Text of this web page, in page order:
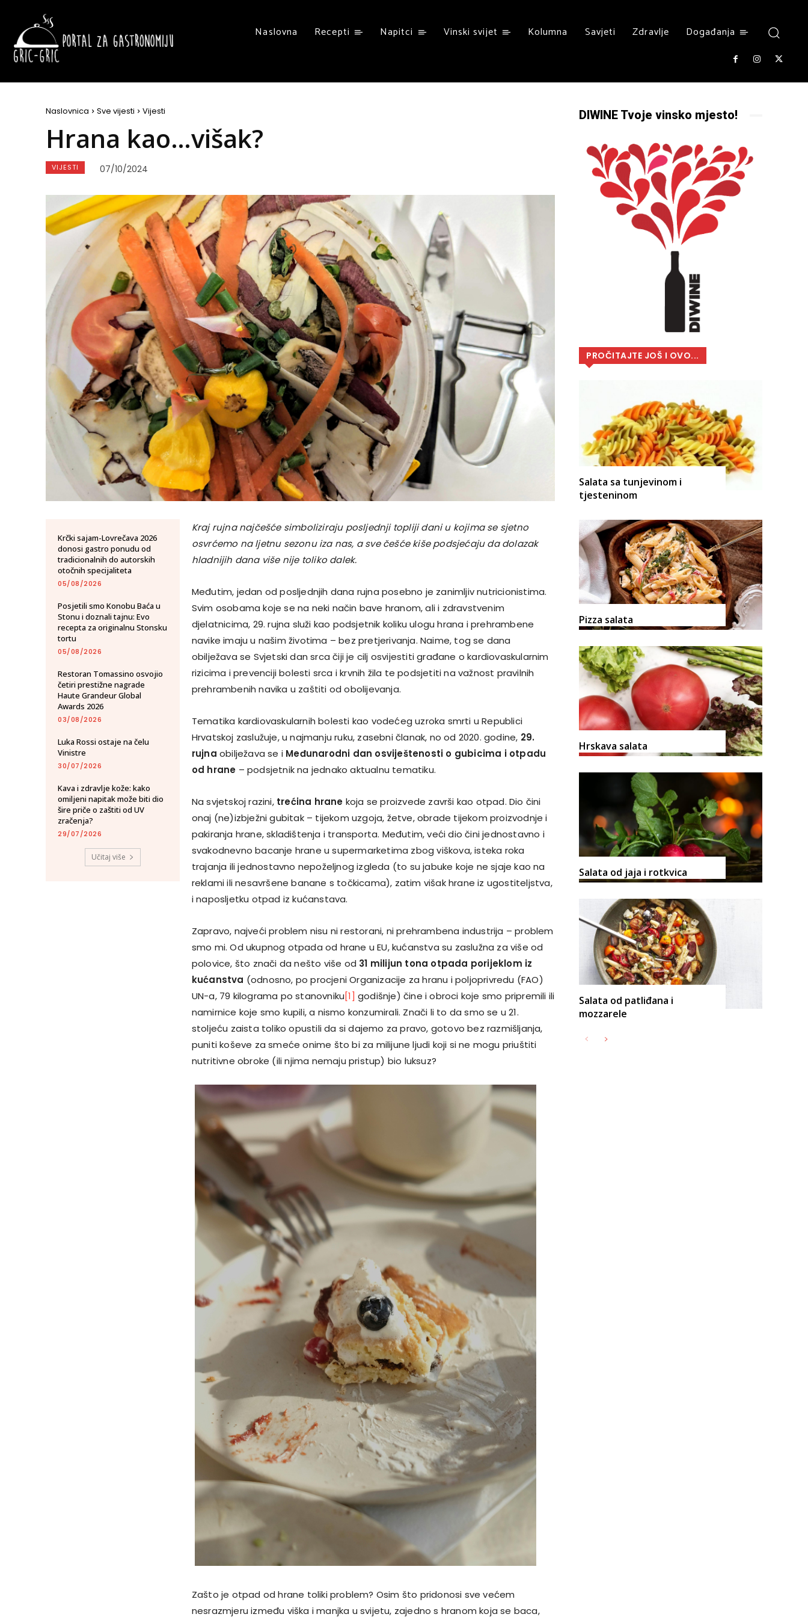
Naslovna Recepti Napitci Vinski svijet Kolumna Savjeti Zdravlje Događanja
Naslovnica Sve vijesti Vijesti
Hrana kao…višak?
VIJESTI 07/10/2024
Krčki sajam-Lovrečava 2026
donosi gastro ponudu od
tradicionalnih do autorskih
otočnih specijaliteta
05/08/2026
Posjetili smo Konobu Baća u
Stonu i doznali tajnu: Evo
recepta za originalnu Stonsku
tortu
05/08/2026
Restoran Tomassino osvojio
četiri prestižne nagrade
Haute Grandeur Global
Awards 2026
03/08/2026
Luka Rossi ostaje na čelu
Vinistre
30/07/2026
Kava i zdravlje kože: kako
omiljeni napitak može biti dio
šire priče o zaštiti od UV
zračenja?
29/07/2026
Učitaj više
Kraj rujna najčešće simboliziraju posljednji topliji dani u kojima se sjetno
osvrćemo na ljetnu sezonu iza nas, a sve češće kiše podsjećaju da dolazak
hladnijih dana više nije toliko dalek.
Međutim, jedan od posljednjih dana rujna posebno je zanimljiv nutricionistima.
Svim osobama koje se na neki način bave hranom, ali i zdravstvenim
djelatnicima, 29. rujna služi kao podsjetnik koliku ulogu hrana i prehrambene
navike imaju u našim životima – bez pretjerivanja. Naime, tog se dana
obilježava se Svjetski dan srca čiji je cilj osvijestiti građane o kardiovaskularnim
rizicima i prevenciji bolesti srca i krvnih žila te podsjetiti na važnost pravilnih
prehrambenih navika u zaštiti od obolijevanja.
Tematika kardiovaskularnih bolesti kao vodećeg uzroka smrti u Republici
Hrvatskoj zaslužuje, u najmanju ruku, zasebni članak, no od 2020. godine, 29.
rujna obilježava se iMeđunarodni dan osviještenosti o gubicima i otpadu
od hrane – podsjetnik na jednako aktualnu tematiku.
Na svjetskoj razini, trećina hrane koja se proizvede završi kao otpad. Dio čini
onaj (ne)izbježni gubitak – tijekom uzgoja, žetve, obrade tijekom proizvodnje i
pakiranja hrane, skladištenja i transporta. Međutim, veći dio čini jednostavno i
svakodnevno bacanje hrane u supermarketima zbog viškova, isteka roka
trajanja ili jednostavno nepoželjnog izgleda (to su jabuke koje ne sjaje kao na
reklami ili nesavršene banane s točkicama), zatim višak hrane iz ugostiteljstva,
i naposljetku otpad iz kućanstava.
Zapravo, najveći problem nisu ni restorani, ni prehrambena industrija – problem
smo mi. Od ukupnog otpada od hrane u EU, kućanstva su zaslužna za više od
polovice, što znači da nešto više od 31 milijun tona otpada porijeklom iz
kućanstva (odnosno, po procjeni Organizacije za hranu i poljoprivredu (FAO)
UN-a, 79 kilograma po stanovniku[1] godišnje) čine i obroci koje smo pripremili ili
namirnice koje smo kupili, a nismo konzumirali. Znači li to da smo se u 21.
stoljeću zaista toliko opustili da si dajemo za pravo, gotovo bez razmišljanja,
puniti koševe za smeće onime što bi za milijune ljudi koji si ne mogu priuštiti
nutritivne obroke (ili njima nemaju pristup) bio luksuz?
Zašto je otpad od hrane toliki problem? Osim što pridonosi sve većem
nesrazmjeru između viška i manjka u svijetu, zajedno s hranom koja se baca,
DIWINE Tvoje vinsko mjesto!
PROČITAJTE JOŠ I OVO...
Salata sa tunjevinom i
tjesteninom
Pizza salata
Hrskava salata
Salata od jaja i rotkvica
Salata od patliđana i
mozzarele